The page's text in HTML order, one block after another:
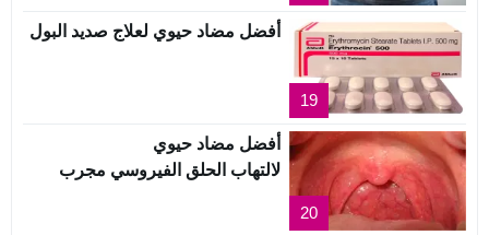
19
أفضل مضاد حيوي لعلاج صديد البول
20
أفضل مضاد حيوي
لالتهاب الحلق الفيروسي مجرب